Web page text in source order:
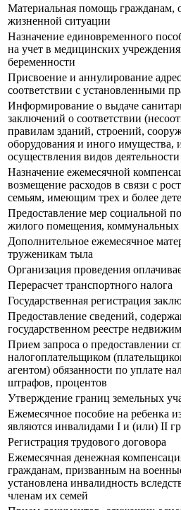
Материальная помощь гражданам,
жизненной ситуации
Назначение единовременного
на учет в медицинских
беременности
Присвоение и аннулирование
соответствии с установленными
Информирование о выдаче
заключений о соответствии
правилам зданий, строений,
оборудования и иного имущества,
осуществления видов деятельности
Назначение ежемесячной
возмещение расходов в связи с
семьям, имеющим трех и более
Предоставление мер социальной
жилого помещения, коммунальных
Дополнительное ежемесячное
труженикам тыла
Организация проведения
Перерасчет транспортного налога
Государственная регистрация
Предоставление сведений,
государственном реестре
Прием запроса о предоставлении
налогоплательщиком
агентом) обязанности по уплате
штрафов, процентов
Утверждение границ земельных
Ежемесячное пособие на ребенка
являются инвалидами I и (или) II
Регистрация трудового договора
Ежемесячная денежная
гражданам, призванным на
установлена инвалидность
членам их семей